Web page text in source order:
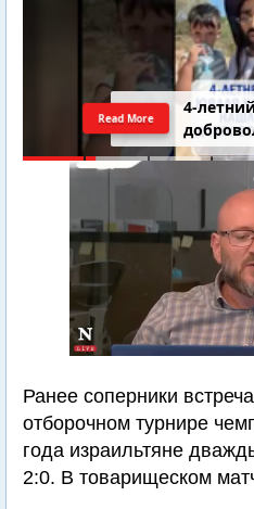
4-
Read More
Ранее соперники
отборочном турнире
года израильтяне
2:0. В товарищеском